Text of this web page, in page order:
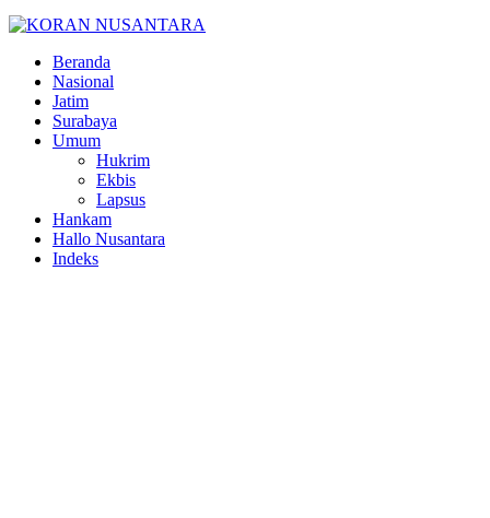
Beranda
Nasional
Jatim
Surabaya
Umum
Hukrim
Ekbis
Lapsus
Hankam
Hallo Nusantara
Indeks